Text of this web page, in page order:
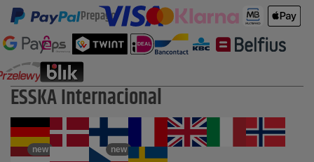
Prepago
ESSKA Internacional
new new